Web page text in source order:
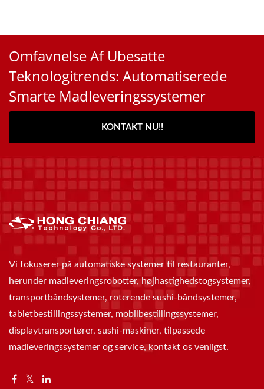
Omfavnelse Af Ubesatte
Teknologitrends: Automatiserede
Smarte Madleveringssystemer
KONTAKT NU!!
Vi fokuserer på automatiske systemer til restauranter,
herunder madleveringsrobotter, højhastighedstogsystemer,
transportbåndsystemer, roterende sushi-båndsystemer,
tabletbestillingssystemer, mobilbestillingssystemer,
displaytransportører, sushi-maskiner, tilpassede
madleveringssystemer og service, kontakt os venligst.